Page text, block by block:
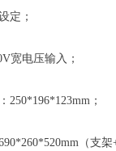
定；
宽电压输入；
250*196*123mm ；
（支